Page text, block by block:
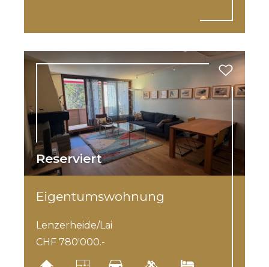
Reserviert
Eigentumswohnung
Lenzerheide/Lai
CHF 780'000.-